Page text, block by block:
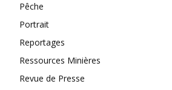
Pêche
Portrait
Reportages
Ressources Minières
Revue de Presse